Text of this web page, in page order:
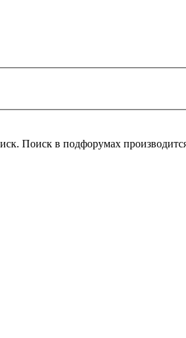
Поиск в подфорумах